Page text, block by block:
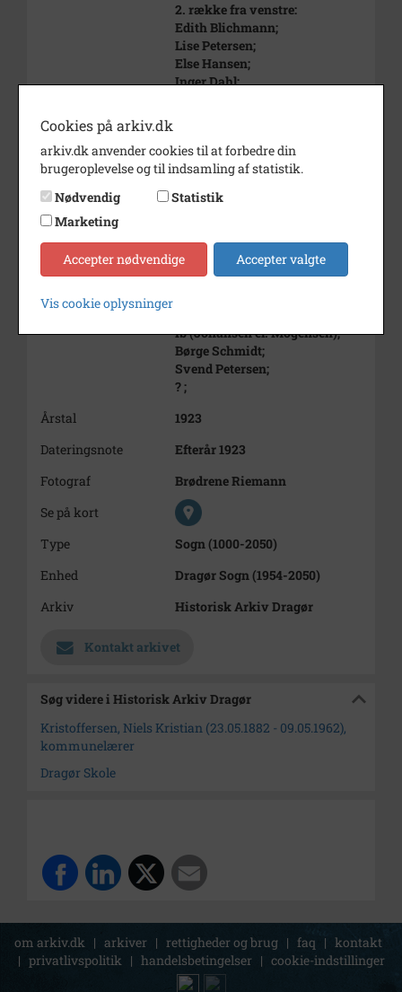
2. række fra venstre:
Edith Blichmann;
Lise Petersen;
Else Hansen;
Inger Dahl;
Anne Margrethe Marcussen;
? ;
? ;
Kirsten Jensen;
Mary Jensen;
Forrest fra venstre:
Ib (Johansen el. Mogensen);
Børge Schmidt;
Svend Petersen;
? ;
Årstal
1923
Dateringsnote
Efterår 1923
Fotograf
Brødrene Riemann
Se på kort
Type
Sogn (1000-2050)
Enhed
Dragør Sogn (1954-2050)
Arkiv
Historisk Arkiv Dragør
Kontakt arkivet
Søg videre i Historisk Arkiv Dragør
Kristoffersen, Niels Kristian (23.05.1882 - 09.05.1962),
kommunelærer
Dragør Skole
om arkiv.dk | arkiver | rettigheder og brug | faq | kontakt
| privatlivspolitik | handelsbetingelser | cookie-indstillinger
Cookies på arkiv.dk
arkiv.dk anvender cookies til at forbedre din
brugeroplevelse og til indsamling af statistik.
Nødvendig
Statistik
Marketing
Accepter nødvendige Accepter valgte
Vis cookie oplysninger